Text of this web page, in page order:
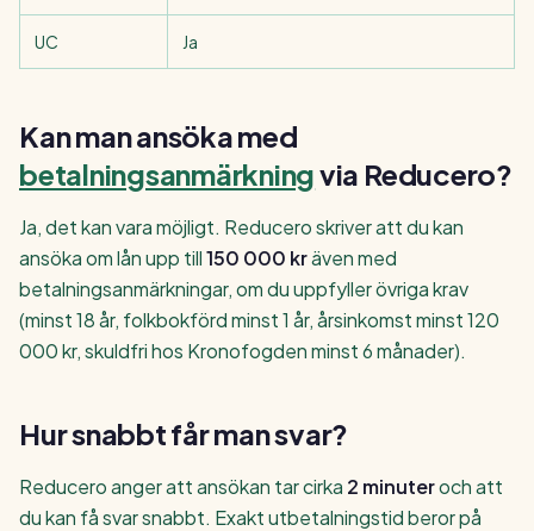
UC Ja
Kan man ansöka med
betalningsanmärkningvia Reducero?
Ja, det kan vara möjligt. Reducero skriver att du kan
ansöka om lån upp till150 000 kräven med
betalningsanmärkningar, om du uppfyller övriga krav
(minst 18 år, folkbokförd minst 1 år, årsinkomst minst 120
000 kr, skuldfri hos Kronofogden minst 6 månader).
Hur snabbt får man svar?
Reducero anger att ansökan tar cirka 2 minuteroch att
du kan få svar snabbt. Exakt utbetalningstid beror på